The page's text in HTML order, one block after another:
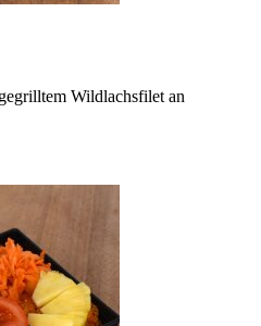
Wildlachsfilet an